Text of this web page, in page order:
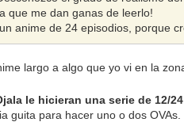
que me dan ganas de leerlo!
anime de 24 episodios, porque
largo a algo que yo vi en la
le hicieran una serie de 12/24
guita para hacer uno o dos OVAs.